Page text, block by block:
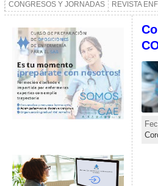
CONGRESOS Y JORNADAS
REVISTA